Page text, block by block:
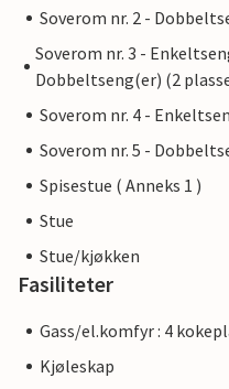
Soverom nr. 2 -
Soverom nr. 3 -
Dobbeltseng(er) (2
Soverom nr. 4 -
Soverom nr. 5 -
Spisestue ( Anneks 1 )
Stue
Stue/kjøkken
Fasiliteter
Gass/el.komfyr : 4
Kjøleskap